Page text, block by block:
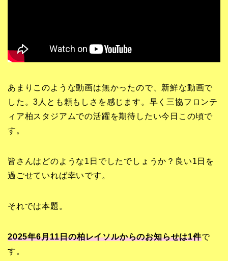
あまりこのような動画は無かったので、新鮮な動画で
した。3人とも頼もしさを感じます。早く三協フロンテ
ィア柏スタジアムでの活躍を期待したい今日この頃で
す。
皆さんはどのような1日でしたでしょうか？良い1日を
過ごせていれば幸いです。
それでは本題。
2025年6月11日の柏レイソルからのお知らせは1件で
す。